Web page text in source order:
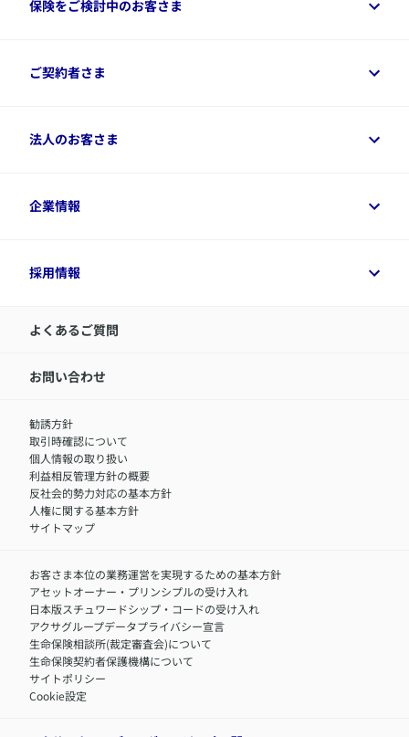
保険をご検討中のお客さま
保険をご検討中のお客さまトップ
資料請求
変額保険各種情報
ご契約者さま
ご契約者さまトップ
デジタル約款
令和8年（2026年）分の生命保険料控除証明書について
アクサのネット完結保険（旧アクサダイレクト生命）
法人のお客さま
法人のお客さまトップ
経営者サポートサービス
企業情報
企業情報トップ
アクサ生命が選ばれる理由
IR情報
サステナビリティの取り組み
​お客さまを金融犯罪からお守りするために
アクサグループについて
採用情報
採用情報トップ
中途採用：内勤正社員
職）
中途採用：フィナンシャルプラン・アドバイザー（営業職）
障害者採用
よくあるご質問
お問い合わせ
勧誘方針
取引時確認について
個人情報の取り扱い
利益相反管理方針の概要
反社会的勢力対応の基本方針
人権に関する基本方針
サイトマップ
お客さま本位の業務運営を実現するための基本方針
アセットオーナー・プリンシプルの受け入れ
日本版スチュワードシップ・コードの受け入れ
アクサグループデータプライバシー宣言
生命保険相談所(裁定審査会)について
生命保険契約者保護機構について
サイトポリシー
Cookie設定